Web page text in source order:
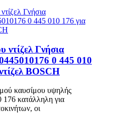
ντίζελ Γνήσια
0 445 010
BOSCH
καυσίμου υψηλής
176 κατάλληλη για
οι